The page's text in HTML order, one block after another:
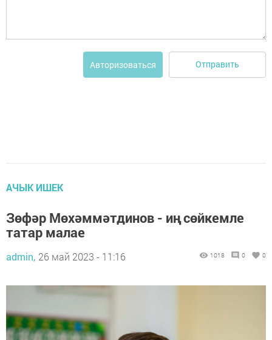
Авторизоваться Отправить
АЧЫК ИШЕК
Зөфәр Мөхәммәтдинов - иң сөйкемле
татар малае
admin, 26 май 2023 - 11:16 1018 0 0